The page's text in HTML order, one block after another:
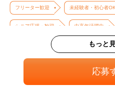
フリーター歓迎 未経験者・初心者OK
シニア応援・歓迎 中高年活躍中
給与即払い 高収入・
平日のみOK（土日祝休み）
バイク・車通勤OK
もっと
応募